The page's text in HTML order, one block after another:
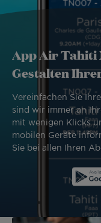
App Air Tahiti
Gestalten
Vereinfachen Sie
sind wir immer an
mit wenigen Klicks
mobilen Geräte
Sie bei allen Ihren